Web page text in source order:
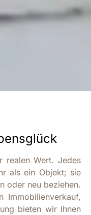
realen Wert. Jedes
als ein Objekt; sie
oder neu beziehen.
Immobilienverkauf,
bieten wir Ihnen